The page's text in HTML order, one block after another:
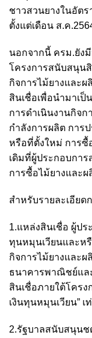
ชาวสวนยางในอัตร
ตั้งแต่เดือน ส.ค
นอกจากนี้ ครม.ยัง
โครงการสนับสนุน
กิจการไม้ยางและ
สินเชื่อเพื่อนำมาเป็
การดำเนินงานกิจ
กำลังการผลิต การ
หรือที่ตั้งใหม่ การซื้
เดิมที่ผู้ประกอบกา
การซื้อไม้ยางและ
สำหรับรายละเอีย
1.แหล่งสินเชื่อ ผู้ปร
ทุนหมุนเวียนและหรื
กิจการไม้ยางและ
ธนาคารพาณิชย์แล
สินเชื่อภายใต้โครง
เงินทุนหมุนเวียน” เ
2.รัฐบาลสนับสนุนช